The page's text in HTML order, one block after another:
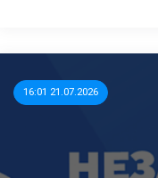
16:01 21.07.2026